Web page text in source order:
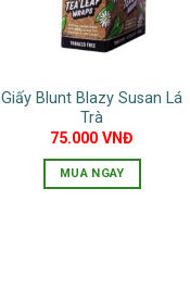
Giấy Blunt Blazy Susan Lá
Trà
75.000VNĐ
MUA NGAY